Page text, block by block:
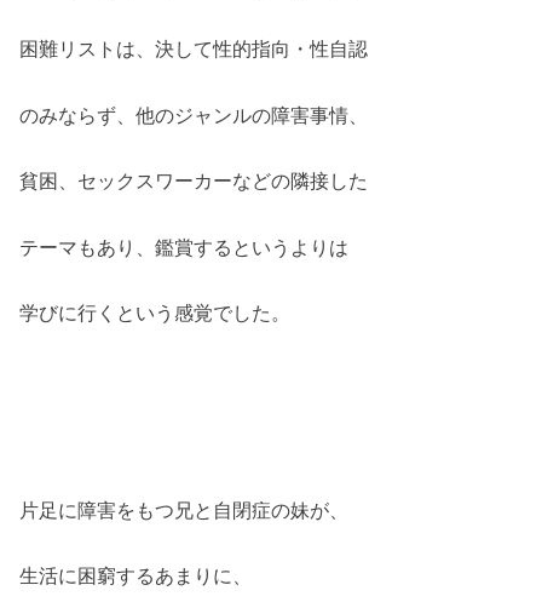
困難リストは、決して性的指向・性自認
のみならず、他のジャンルの障害事情、
貧困、セックスワーカーなどの隣接した
テーマもあり、鑑賞するというよりは
学びに行くという感覚でした。
片足に障害をもつ兄と自閉症の妹が、
生活に困窮するあまりに、